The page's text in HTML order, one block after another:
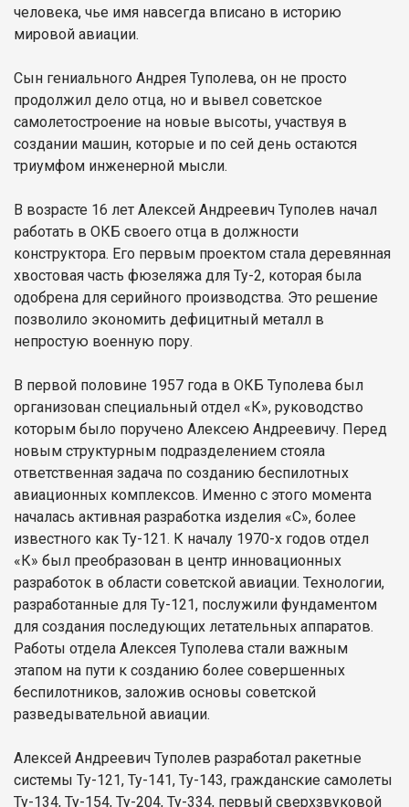
человека, чье имя навсегда вписано в историю
мировой авиации.
Сын гениального Андрея Туполева, он не просто
продолжил дело отца, но и вывел советское
самолетостроение на новые высоты, участвуя в
создании машин, которые и по сей день остаются
триумфом инженерной мысли.
В возрасте 16 лет Алексей Андреевич Туполев начал
работать в ОКБ своего отца в должности
конструктора. Его первым проектом стала деревянная
хвостовая часть фюзеляжа для Ту-2, которая была
одобрена для серийного производства. Это решение
позволило экономить дефицитный металл в
непростую военную пору.
В первой половине 1957 года в ОКБ Туполева был
организован специальный отдел «К», руководство
которым было поручено Алексею Андреевичу. Перед
новым структурным подразделением стояла
ответственная задача по созданию беспилотных
авиационных комплексов. Именно с этого момента
началась активная разработка изделия «С», более
известного как Ту-121. К началу 1970-х годов отдел
«К» был преобразован в центр инновационных
разработок в области советской авиации. Технологии,
разработанные для Ту-121, послужили фундаментом
для создания последующих летательных аппаратов.
Работы отдела Алексея Туполева стали важным
этапом на пути к созданию более совершенных
беспилотников, заложив основы советской
разведывательной авиации.
Алексей Андреевич Туполев разработал ракетные
системы Ту-121, Ту-141, Ту-143, гражданские самолеты
Ту-134, Ту-154, Ту-204, Ту-334, первый сверхзвуковой